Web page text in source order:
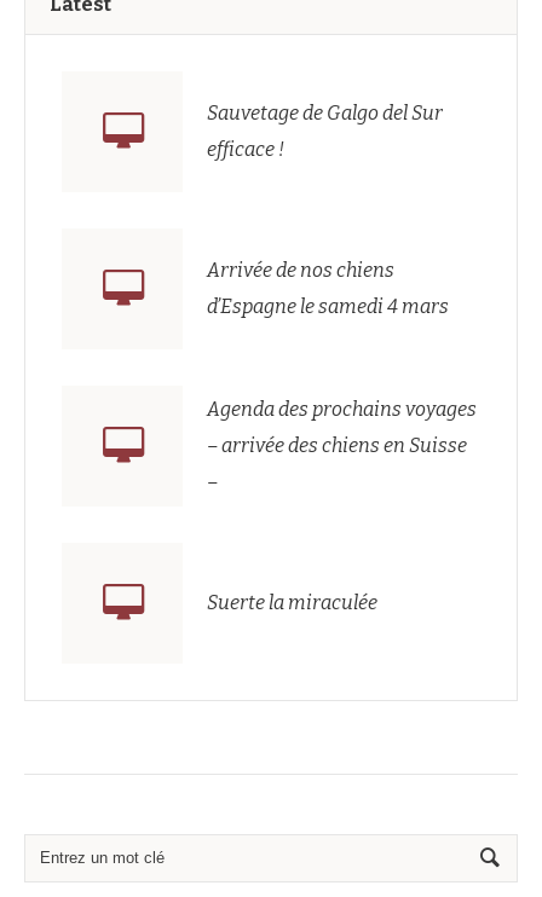
Sauvetage de Galgo del Sur
efficace !
Arrivée de nos chiens
d’Espagne le samedi 4 mars
Agenda des prochains voyages
– arrivée des chiens en Suisse
–
Suerte la miraculée